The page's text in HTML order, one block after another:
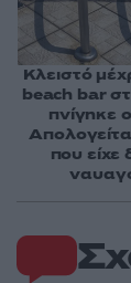
Κλειστό
beach bar
πνίγηκε
που είχε